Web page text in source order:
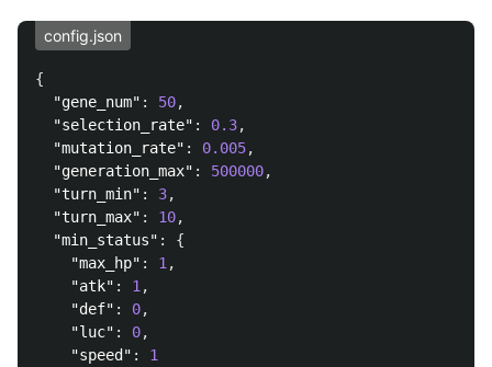
config.json
{
"gene_num" : 50,
"selection_rate" : 0.3,
"mutation_rate" : 0.005,
"generation_max" : 500000,
"turn_min" : 3,
"turn_max" : 10,
"min_status" :
{
"max_hp" : 1 ,
"atk" : 1 ,
"def" : 0,
"luc" : 0,
"speed" :
1